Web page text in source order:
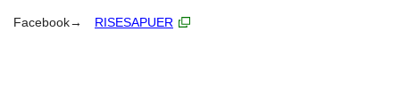
Facebook→ RISESAPUER